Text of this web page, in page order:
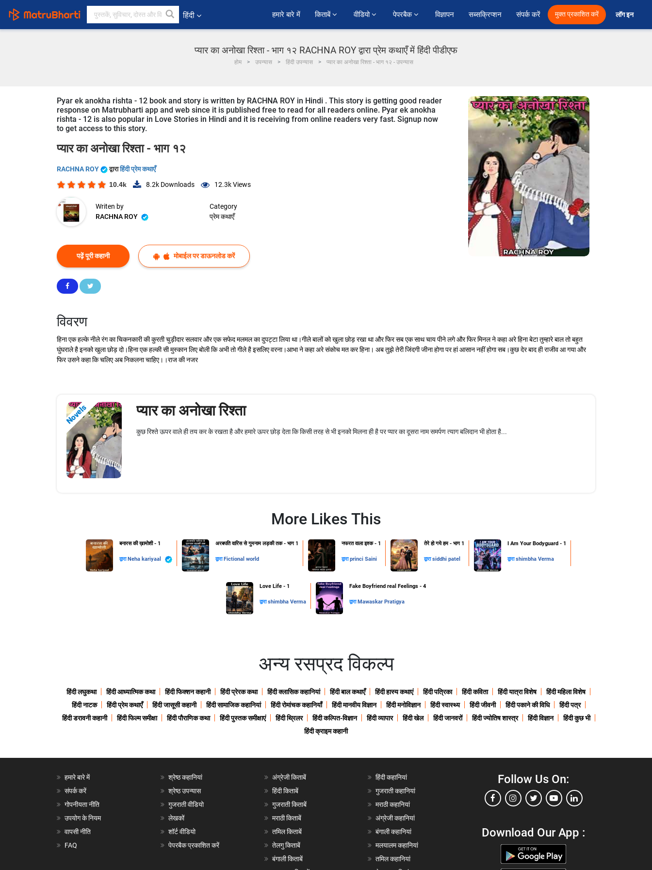
हिंदी हमारे बारे में किताबें वीडियो पेपरबैक विज्ञापन सब्सक्रिप्शन संपर्क करें मुक्त प्रकाशित करें लॉग इन
प्यार का अनोखा रिश्ता - भाग १२ RACHNA ROY द्वारा प्रेम कथाएँ में हिंदी पीडीएफ
होम उपन्यास हिंदी उपन्यास प्यार का अनोखा रिश्ता - भाग १२ - उपन्यास
Pyar ek anokha rishta - 12 book and story is written by RACHNA ROY in Hindi . This story is getting good reader
response on Matrubharti app and web since it is published free to read for all readers online. Pyar ek anokha
rishta - 12 is also popular in Love Stories in Hindi and it is receiving from online readers very fast. Signup now
to get access to this story.
प्यार का अनोखा रिश्ता - भाग १२
RACHNA ROY द्वाराहिंदी प्रेम कथाएँ
10.4k 8.2k Downloads 12.3kViews
Writen by
RACHNA ROY
Category
प्रेम कथाएँ
पढ़ें पूरी कहानी मोबाईल पर डाऊनलोड करें
विवरण
हिना एक हल्के नीले रंग का चिकनकारी की कुरती चुड़ीदार सलवार और एक सफेद मलमल का दुपट्टा लिया था।गीले बालों को खुला छोड़ रखा था और फिर सब एक साथ चाय पीने लगे और फिर मिनल ने कहा अरे हिना बेटा तुम्हारे बाल तो बहुत
घुंघराले है इनको खुला छोड़ दो।हिना एक हल्की सी मुस्कान लिए बोली कि अभी तो गीले है इसलिए वरना।आभा ने कहा अरे संकोच मत कर हिना। अब तुझे तेरी जिंदगी जीना होगा पर हां आसान नहीं होगा सब।कुछ देर बाद ही राजीव आ गया और
फिर उसने कहा कि चलिए अब निकलना चाहिए।।राज की नजर
Novels प्यार का अनोखा रिश्ता
कुछ रिश्ते ऊपर वाले ही तय कर के रखता है और हमारे ऊपर छोड़ देता कि किसी तरह से भी इनको मिलना ही है पर प्यार का दूसरा नाम समर्पण त्याग बलिदान भी होता है...
More Likes This
बनारस की ख़ामोशी - 1
द्वारा Neha kariyaal
अरबपति वारिस से गुमनाम लड़की तक - भाग 1
द्वारा Fictional world
नफरत वाला इश्क - 1
द्वाराprinci Saini
तेरे हो गये हम - भाग 1
द्वाराsiddhi patel
I Am Your Bodyguard - 1
द्वाराshimbha Verma
Love Life - 1
द्वाराshimbha Verma
Fake Boyfriend real Feelings - 4
द्वारा Mawaskar Pratigya
अन्य रसप्रद विकल्प
हिंदी लघुकथा हिंदी आध्यात्मिक कथा हिंदी फिक्शन कहानी हिंदी प्रेरक कथा हिंदी क्लासिक कहानियां हिंदी बाल कथाएँ हिंदी हास्य कथाएं हिंदी पत्रिका हिंदी कविता हिंदी यात्रा विशेष
हिंदी महिला विशेष
हिंदी नाटक
हिंदी प्रेम कथाएँ हिंदी जासूसी कहानी हिंदी सामाजिक कहानियां हिंदी रोमांचक कहानियाँ हिंदी मानवीय विज्ञान हिंदी मनोविज्ञान हिंदी स्वास्थ्य हिंदी जीवनी हिंदी पकाने की विधि
हिंदी पत्र
हिंदी डरावनी कहानी
हिंदी फिल्म समीक्षा हिंदी पौराणिक कथा हिंदी पुस्तक समीक्षाएं हिंदी थ्रिलर हिंदी कल्पित-विज्ञान हिंदी व्यापार हिंदी खेल हिंदी जानवरों हिंदी ज्योतिष शास्त्र हिंदी विज्ञान
हिंदी कुछ भी
हिंदी क्राइम कहानी
हमारे बारे में
संपर्क करें
गोपनीयता नीति
उपयोग के नियम
वापसी नीति
FAQ
श्रेष्ठ कहानियां
श्रेष्ठ उपन्यास
गुजराती वीडियो
लेखकों
शॉर्ट वीडियो
पेपरबैक प्रकाशित करें
अंग्रेजी किताबें
हिंदी किताबें
गुजराती किताबें
मराठी किताबें
तमिल किताबें
तेलगु किताबें
बंगाली किताबें
हिंदी कहानियां
गुजराती कहानियां
मराठी कहानियां
अंग्रेजी कहानियां
बंगाली कहानियां
मलयालम कहानियां
तमिल कहानियां
Follow Us On:
Download Our App :